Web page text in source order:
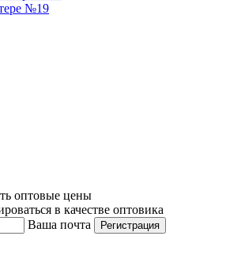
№19
оптовые цены
в качестве оптовика
Ваша почта
Регистрация